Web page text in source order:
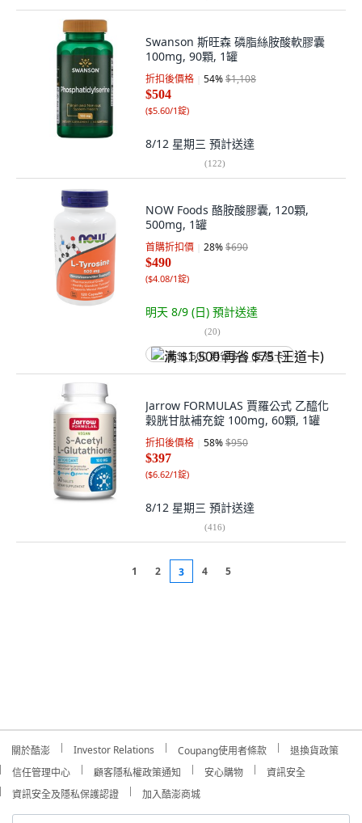
Swanson 斯旺森 磷脂絲胺酸軟膠囊
100mg, 90顆, 1罐
折扣後價格 54%$1,108
$504
($5.60/1錠)
8/12 星期三 預計送達
(122)
NOW Foods 酪胺酸膠囊, 120顆,
500mg, 1罐
首購折扣價 28%$690
$490
($4.08/1錠)
明天 8/9 (日) 預計送達
(20)
满 $1,500 再省 $75 (王道卡)
Jarrow FORMULAS 賈羅公式 乙醯化
穀胱甘肽補充錠 100mg, 60顆, 1罐
折扣後價格 58%$950
$397
($6.62/1錠)
8/12 星期三 預計送達
(416)
1 2 3 4 5
關於酷澎 Investor Relations Coupang使用者條款
退換貨政策
信任管理中心
顧客隱私權政策通知 安心購物
資訊安全
資訊安全及隱私保護認證
加入酷澎商城